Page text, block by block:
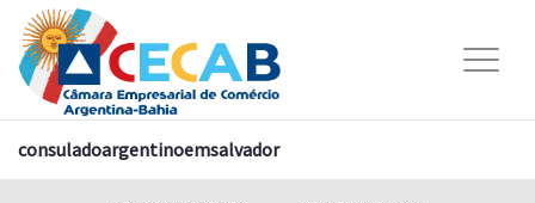
consuladoargentinoemsalvador